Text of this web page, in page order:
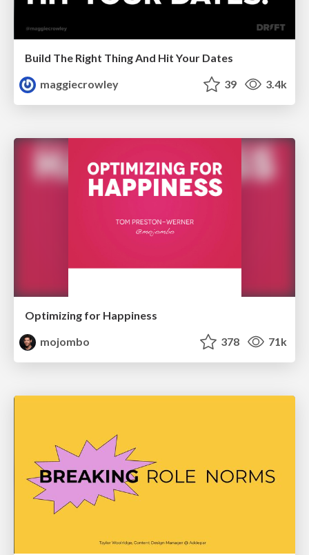
Build The Right Thing And Hit Your Dates
maggiecrowley
39 3.4k
Optimizing for Happiness
mojombo
378 71k